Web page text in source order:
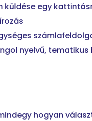
küldése egy
nyelvű, tematikus
hogyan